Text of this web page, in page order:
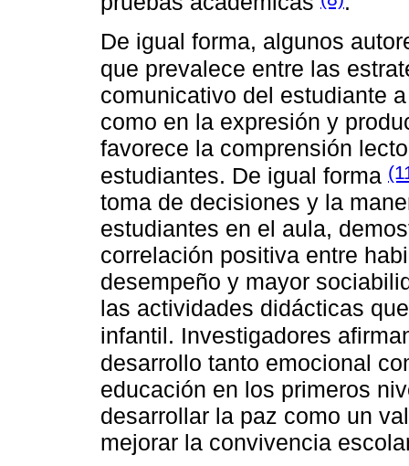
De igual forma, algunos
que prevalece entre las
comunicativo del estudiante
como en la expresión y
favorece la comprensión
estudiantes. De igual forma
toma de decisiones y la
estudiantes en el aula,
correlación positiva entre
desempeño y mayor
las actividades didácticas
infantil. Investigadores
desarrollo tanto emocional
educación en los primeros
desarrollar la paz como un
mejorar la convivencia